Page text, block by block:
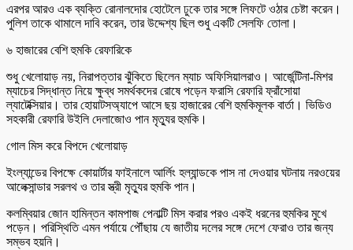
এরপর আরও এক ব্যক্তি রোনালদোর হোটেলে ঢুকে তার সঙ্গে লিফটে ওঠার চেষ্টা করেন।
পুলিশ তাকে থামালে দাবি করেন, তার উদ্দেশ্য ছিল শুধু একটি সেলফি তোলা।
৬ হাজারের বেশি হুমকি রেফারিকে
শুধু খেলোয়াড় নয়, নিরাপত্তার ঝুঁকিতে ছিলেন ম্যাচ অফিসিয়ালরাও। আর্জেন্টিনা-মিশর
ম্যাচের সিদ্ধান্ত নিয়ে ক্ষুব্ধ সমর্থকদের রোষে পড়েন ফরাসি রেফারি ফ্রাঁসোয়া
ল্যাটেক্সিয়ার। তার হোয়াটসঅ্যাপে আসে ছয় হাজারের বেশি হুমকিমূলক বার্তা। ভিডিও
সহকারী রেফারি উইলি দেলাজোও পান মৃত্যুর হুমকি।
গোল মিস করে বিপদে খেলোয়াড়
ইংল্যান্ডের বিপক্ষে কোয়ার্টার ফাইনালে আর্লিং হল্যান্ডকে পাস না দেওয়ার ঘটনায় নরওয়ের
আলেক্সান্ডার সরলথ ও তার স্ত্রী মৃত্যুর হুমকি পান।
কলম্বিয়ার জোন হামিন্তন কামপাজ পেনাল্টি মিস করার পরও একই ধরনের হুমকির মুখে
পড়েন। পরিস্থিতি এমন পর্যায়ে পৌঁছায় যে জাতীয় দলের সঙ্গে দেশে ফেরাও তার জন্য
সম্ভব হয়নি।